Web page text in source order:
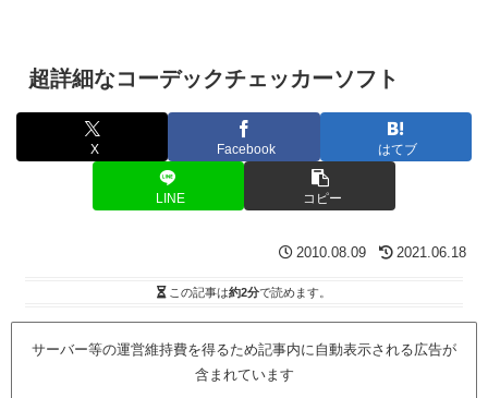
超詳細なコーデックチェッカーソフト
X Facebook はてブ
LINE コピー
2010.08.09 2021.06.18
この記事は約2分で読めます。
サーバー等の運営維持費を得るため記事内に自動表示される広告が
含まれています